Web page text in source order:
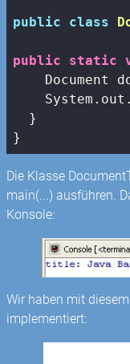
public class
public static
Document
  }
}
Die Klasse
main(...) ausführen.
Konsole:
Wir haben mit
implementiert: